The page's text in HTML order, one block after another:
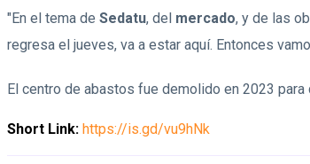
"En el tema de Sedatu, del mercado, y de las
regresa el jueves, va a estar aquí. Entonces
El centro de abastos fue demolido en 2023
Short Link: https://is.gd/vu9hNk